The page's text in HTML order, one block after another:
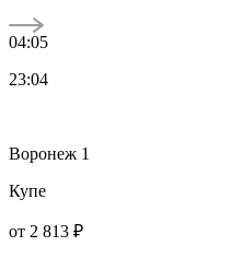
04:05
23:04
Воронеж 1
Купе
от 2 813 ₽